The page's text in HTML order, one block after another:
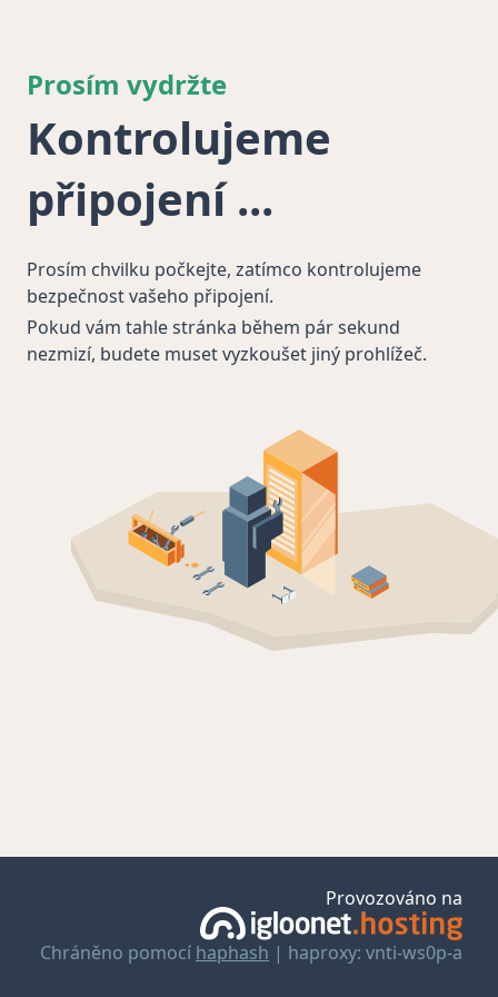
Prosím vydržte
Kontrolujeme
připojení
Prosím chvilku počkejte, zatímco kontrolujeme
bezpečnost vašeho připojení.
Pokud vám tahle stránka během pár sekund
nezmizí, budete muset vyzkoušet jiný prohlížeč.
Provozováno na
Chráněno pomocí haphash | haproxy: vnti-ws0p-a